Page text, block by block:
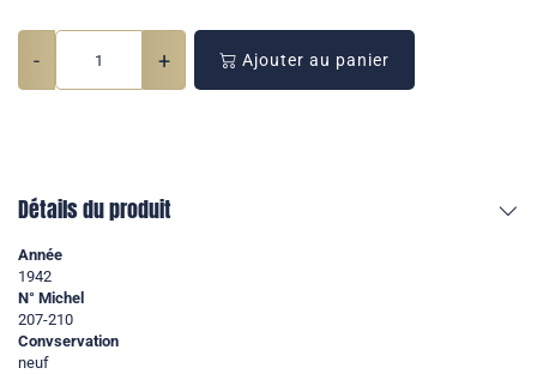
- + Ajouter au panier
Détails du produit
Année
1942
N° Michel
207-210
Convservation
neuf